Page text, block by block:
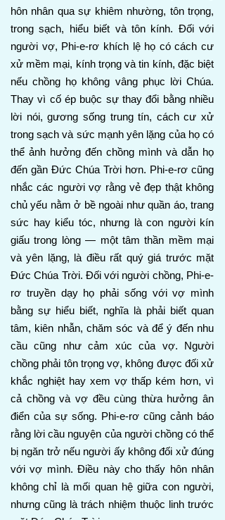
hôn nhân qua sự khiêm nhường, tôn trọng,
trong sạch, hiểu biết và tôn kính. Đối với
người vợ, Phi-e-rơ khích lệ họ có cách cư
xử mềm mại, kính trọng và tin kính, đặc biệt
nếu chồng họ không vâng phục lời Chúa.
Thay vì cố ép buộc sự thay đổi bằng nhiều
lời nói, gương sống trung tín, cách cư xử
trong sạch và sức mạnh yên lặng của họ có
thể ảnh hưởng đến chồng mình và dẫn họ
đến gần Đức Chúa Trời hơn. Phi-e-rơ cũng
nhắc các người vợ rằng vẻ đẹp thật không
chủ yếu nằm ở bề ngoài như quần áo, trang
sức hay kiểu tóc, nhưng là con người kín
giấu trong lòng — một tâm thần mềm mại
và yên lặng, là điều rất quý giá trước mặt
Đức Chúa Trời. Đối với người chồng, Phi-e-
rơ truyền dạy họ phải sống với vợ mình
bằng sự hiểu biết, nghĩa là phải biết quan
tâm, kiên nhẫn, chăm sóc và để ý đến nhu
cầu cũng như cảm xúc của vợ. Người
chồng phải tôn trọng vợ, không được đối xử
khắc nghiệt hay xem vợ thấp kém hơn, vì
cả chồng và vợ đều cùng thừa hưởng ân
điển của sự sống. Phi-e-rơ cũng cảnh báo
rằng lời cầu nguyện của người chồng có thể
bị ngăn trở nếu người ấy không đối xử đúng
với vợ mình. Điều này cho thấy hôn nhân
không chỉ là mối quan hệ giữa con người,
nhưng cũng là trách nhiệm thuộc linh trước